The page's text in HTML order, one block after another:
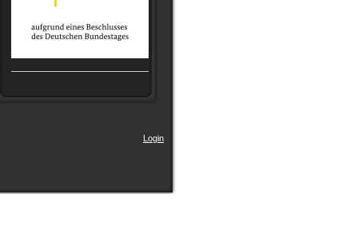
Login